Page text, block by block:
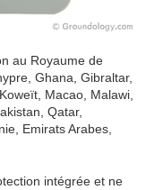
au Royaume de
Ghana, Gibraltar,
Macao, Malawi,
Qatar,
Emirats Arabes,
intégrée et ne